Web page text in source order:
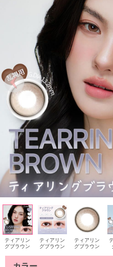
ティアリン
グブラウン
ティアリン
グブラウン
ティアリン
グブラウン